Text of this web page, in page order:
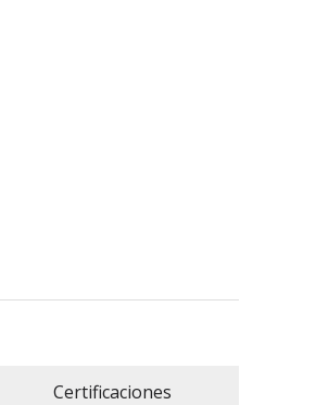
Certificaciones